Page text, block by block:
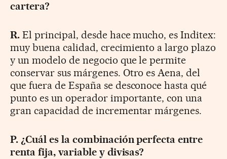
cartera?
R.El principal, desde hace mucho, es Inditex:
muy buena calidad, crecimiento a largo plazo
y un modelo de negocio que le permite
conservar sus márgenes. Otro es Aena, del
que fuera de España se desconoce hasta qué
punto es un operador importante, con una
gran capacidad de incrementar márgenes.
P. ¿Cuál es la combinación perfecta entre
renta fija, variable y divisas?